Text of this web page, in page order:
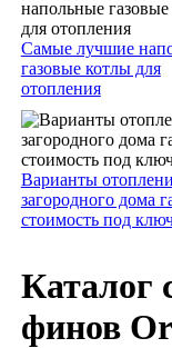
Самые лучшие
газовые котлы для
отопления
Варианты
загородного дома
стоимость под
Каталог
финов